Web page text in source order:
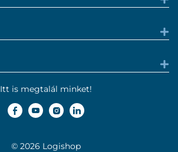
Itt is megtalál minket!
© 2026 Logishop